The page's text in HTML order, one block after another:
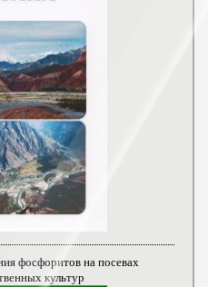
фосфоритов на посевах
культур